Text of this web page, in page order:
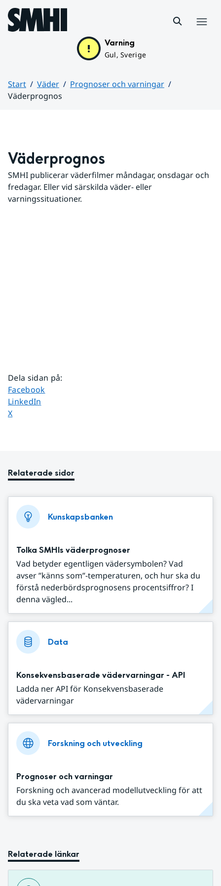
Hoppa till sidans innehåll
Varning
Gul, Sverige
Start Väder
Prognoser och varningar
Väderprognos
Väderprognos
SMHI publicerar väderfilmer måndagar, onsdagar och
fredagar. Eller vid särskilda väder- eller
varningssituationer.
Dela sidan på:
Dela sidan på
Facebook
Dela sidan på
LinkedIn
Dela sidan på
X
Relaterade sidor
Kunskapsbanken
Tolka SMHIs väderprognoser
Vad betyder egentligen vädersymbolen? Vad
avser ”känns som”-temperaturen, och hur ska du
förstå nederbördsprognosens procentsiffror? I
denna vägled...
Data
Konsekvensbaserade vädervarningar - API
Ladda ner API för Konsekvensbaserade
vädervarningar
Forskning och utveckling
Prognoser och varningar
Forskning och avancerad modellutveckling för att
du ska veta vad som väntar.
Relaterade länkar